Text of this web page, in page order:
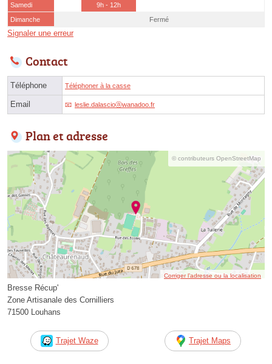
Samedi
9h - 12h
Dimanche
Fermé
Signaler une erreur
Contact
Téléphone Téléphoner à la casse
Email leslie.dalascioⓐwanadoo.fr
Plan et adresse
© contributeurs OpenStreetMap
Corriger l’adresse ou la localisation
Bresse Récup'
Zone Artisanale des Cornilliers
71500 Louhans
Trajet Waze Trajet Maps